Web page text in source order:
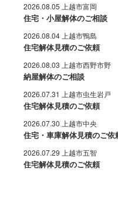
2026.08.05 上越市富岡
住宅・小屋解体のご相談
2026.08.04 上越市鴨島
住宅解体見積のご依頼
2026.08.03 上越市西野市野
納屋解体のご相談
2026.07.31 上越市虫生岩戸
住宅解体見積のご依頼
2026.07.30 上越市中央
住宅・車庫解体見積のご依
2026.07.29 上越市五智
住宅解体見積のご依頼